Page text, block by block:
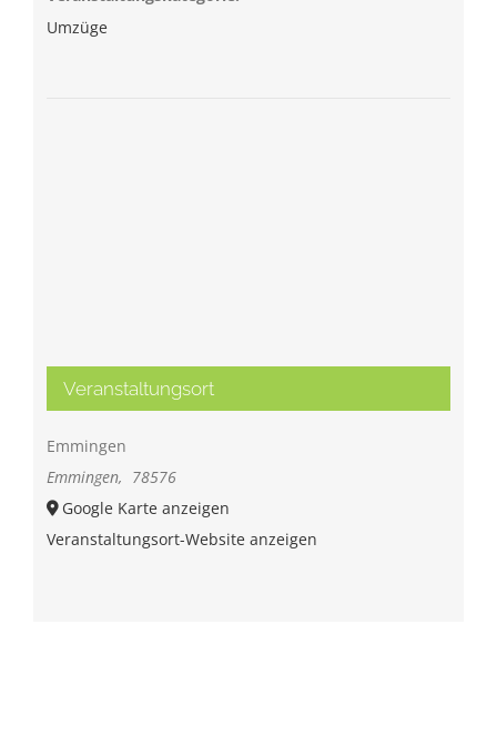
Umzüge
Veranstaltungsort
Emmingen
Emmingen, 78576
Google Karte anzeigen
Veranstaltungsort-Website anzeigen